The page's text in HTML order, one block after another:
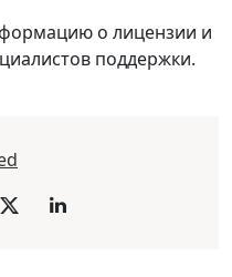
о лицензии и
поддержки.